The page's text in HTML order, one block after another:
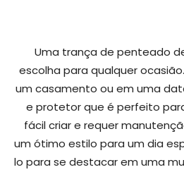
Uma trança de penteado
escolha para qualquer
um casamento ou em uma
e protetor que é perfeito
fácil criar e requer
um ótimo estilo para um dia
lo para se destacar em uma